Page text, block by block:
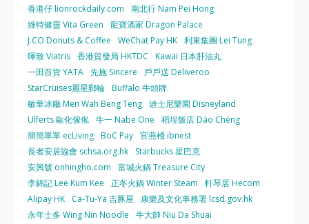
香港仔 lionrockdaily.com
南北行 Nam Pei Hong
維特健靈 Vita Green
龍寶酒家 Dragon Palace
J.CO Donuts & Coffee
WeChat Pay HK 利東集團 Lei Tung
暉致 Viatris 香港貿發局 HKTDC
Kawai 日本肝油丸
一田百貨 YATA 先施 Sincere
戶戶送 Deliveroo
StarCruises麗星郵輪 Buffalo 牛頭牌
敏華冰廳 Men Wah Beng Teng 迪士尼樂園 Disneyland
Ulferts 歐化傢俬 牛一 Nabe One
稻埕飯店 Dào Chéng
簡簡單單 ecLiving BoC Pay 官燕棧 ibnest
長者安居協會 schsa.org.hk
Starbucks 星巴克
安興號 onhingho.com
富城火鍋 Treasure City
李錦記 Lee Kum Kee
正冬火鍋 Winter Steam
軒琴居 Hecom
Alipay HK
Ca-Tu-Ya 吉豚屋
康樂及文化事務署 lcsd.gov.hk
永年士多 Wing Nin Noodle
牛大帥 Niu Da Shuai